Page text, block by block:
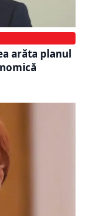
arăta planul